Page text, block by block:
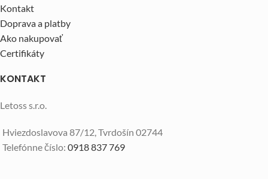
Kontakt
Doprava a platby
Ako nakupovať
Certifikáty
KONTAKT
Letoss s.r.o.
Hviezdoslavova 87/12, Tvrdošín 02744
Telefónne číslo: 0918 837 769